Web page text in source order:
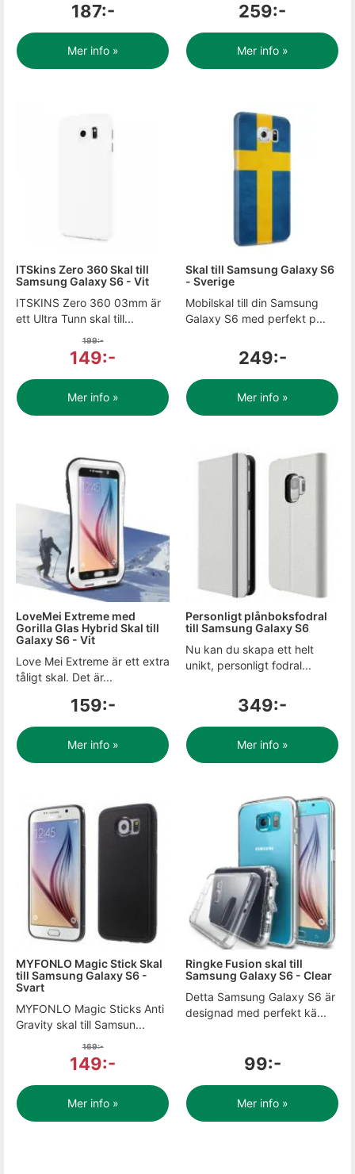
187:-
Mer info »
259:-
Mer info »
ITSkins Zero 360 Skal till
Samsung Galaxy S6 - Vit
ITSKINS Zero 360 03mm är
ett Ultra Tunn skal till...
199:-
149:-
Mer info »
Skal till Samsung Galaxy S6
- Sverige
Mobilskal till din Samsung
Galaxy S6 med perfekt p...
249:-
Mer info »
LoveMei Extreme med
Gorilla Glas Hybrid Skal till
Galaxy S6 - Vit
Love Mei Extreme är ett extra
tåligt skal. Det är...
159:-
Mer info »
Personligt plånboksfodral
till Samsung Galaxy S6
Nu kan du skapa ett helt
unikt, personligt fodral...
349:-
Mer info »
MYFONLO Magic Stick Skal
till Samsung Galaxy S6 -
Svart
MYFONLO Magic Sticks Anti
Gravity skal till Samsun...
169:-
149:-
Mer info »
Ringke Fusion skal till
Samsung Galaxy S6 - Clear
Detta Samsung Galaxy S6 är
designad med perfekt kä...
99:-
Mer info »